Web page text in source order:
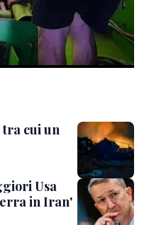
tra cui un
Usa
in Iran'